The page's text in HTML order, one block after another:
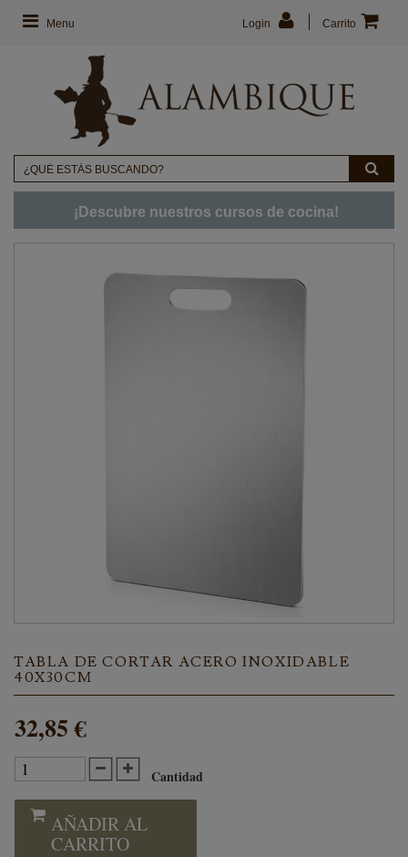
Menu Carrito
Login
¡Descubre nuestros cursos de cocina!
TABLA DE CORTAR ACERO INOXIDABLE
40X30CM
32,85 €
Cantidad
AÑADIR AL
CARRITO